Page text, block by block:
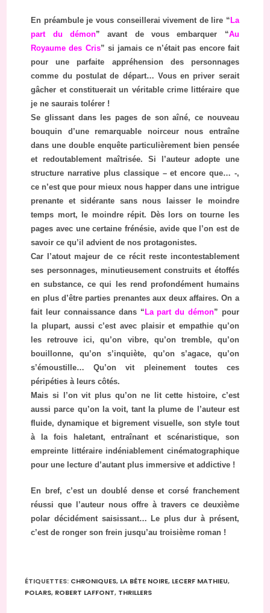
En préambule je vous conseillerai vivement de lire “ La
part du démon” avant de vous embarquer “Au
Royaume des Cris” si jamais ce n’était pas encore fait
pour une parfaite appréhension des personnages
comme du postulat de départ… Vous en priver serait
gâcher et constituerait un véritable crime littéraire que
je ne saurais tolérer !
Se glissant dans les pages de son aîné, ce nouveau
bouquin d’une remarquable noirceur nous entraîne
dans une double enquête particulièrement bien pensée
et redoutablement maîtrisée. Si l’auteur adopte une
structure narrative plus classique – et encore que… -,
ce n’est que pour mieux nous happer dans une intrigue
prenante et sidérante sans nous laisser le moindre
temps mort, le moindre répit. Dès lors on tourne les
pages avec une certaine frénésie, avide que l’on est de
savoir ce qu’il advient de nos protagonistes.
Car l’atout majeur de ce récit reste incontestablement
ses personnages, minutieusement construits et étoffés
en substance, ce qui les rend profondément humains
en plus d’être parties prenantes aux deux affaires. On a
fait leur connaissance dans “ La part du démon” pour
la plupart, aussi c’est avec plaisir et empathie qu’on
les retrouve ici, qu’on vibre, qu’on tremble, qu’on
bouillonne, qu’on s’inquiète, qu’on s’agace, qu’on
s’émoustille… Qu’on vit pleinement toutes ces
péripéties à leurs côtés.
Mais si l’on vit plus qu’on ne lit cette histoire, c’est
aussi parce qu’on la voit, tant la plume de l’auteur est
fluide, dynamique et bigrement visuelle, son style tout
à la fois haletant, entraînant et scénaristique, son
empreinte littéraire indéniablement cinématographique
pour une lecture d’autant plus immersive et addictive !
En bref, c’est un doublé dense et corsé franchement
réussi que l’auteur nous offre à travers ce deuxième
polar décidément saisissant… Le plus dur à présent,
c’est de ronger son frein jusqu’au troisième roman !
ÉTIQUETTES: CHRONIQUES, LA BÊTE NOIRE, LECERF MATHIEU,
POLARS, ROBERT LAFFONT, THRILLERS